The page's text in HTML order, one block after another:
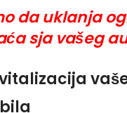
da uklanja
sja vašeg